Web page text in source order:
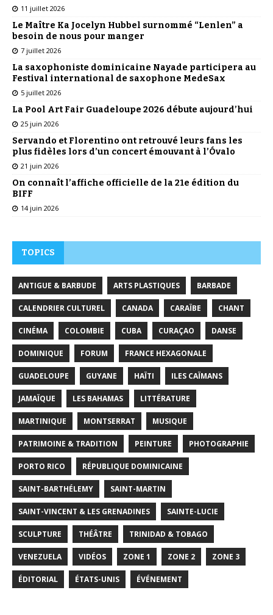
11 juillet 2026
Le Maître Ka Jocelyn Hubbel surnommé “Lenlen” a
besoin de nous pour manger
7 juillet 2026
La saxophoniste dominicaine Nayade participera au
Festival international de saxophone MedeSax
5 juillet 2026
La Pool Art Fair Guadeloupe 2026 débute aujourd’hui
25 juin 2026
Servando et Florentino ont retrouvé leurs fans les
plus fidèles lors d’un concert émouvant à l’Óvalo
21 juin 2026
On connaît l’affiche officielle de la 21e édition du
BIFF
14 juin 2026
TOPICS
ANTIGUE & BARBUDE ARTS PLASTIQUES BARBADE
CALENDRIER CULTUREL CANADA CARAÏBE CHANT
CINÉMA COLOMBIE CUBA CURAÇAO DANSE
DOMINIQUE FORUM FRANCE HEXAGONALE
GUADELOUPE GUYANE HAÏTI ILES CAÏMANS
JAMAÏQUE LES BAHAMAS LITTÉRATURE
MARTINIQUE MONTSERRAT MUSIQUE
PATRIMOINE & TRADITION PEINTURE PHOTOGRAPHIE
PORTO RICO RÉPUBLIQUE DOMINICAINE
SAINT-BARTHÉLEMY SAINT-MARTIN
SAINT-VINCENT & LES GRENADINES SAINTE-LUCIE
SCULPTURE THÉÂTRE TRINIDAD & TOBAGO
VENEZUELA VIDÉOS ZONE 1 ZONE 2 ZONE 3
ÉDITORIAL ÉTATS-UNIS ÉVÉNEMENT